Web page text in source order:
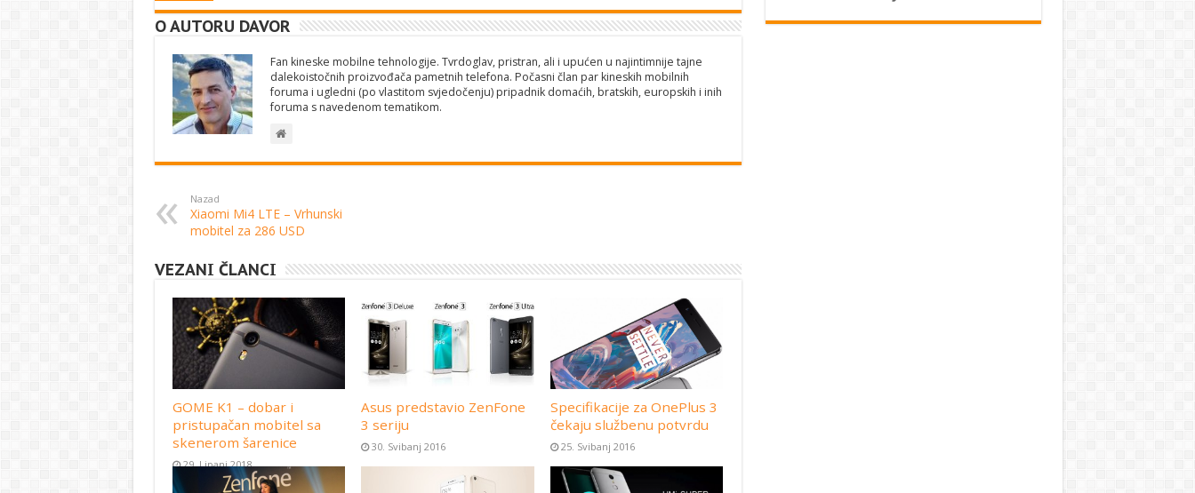
O AUTORU DAVOR
Fan kineske mobilne tehnologije. Tvrdoglav, pristran, ali i upućen u najintimnije tajne
dalekoistočnih proizvođača pametnih telefona. Počasni član par kineskih mobilnih
foruma i ugledni (po vlastitom svjedočenju) pripadnik domaćih, bratskih, europskih i inih
foruma s navedenom tematikom.
Nazad
Xiaomi Mi4 LTE – Vrhunski
mobitel za 286 USD
VEZANI ČLANCI
GOME K1 – dobar i
pristupačan mobitel sa
skenerom šarenice
29. Lipanj 2018
Asus predstavio ZenFone
3 seriju
30. Svibanj 2016
Specifikacije za OnePlus 3
čekaju službenu potvrdu
25. Svibanj 2016